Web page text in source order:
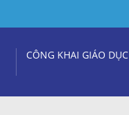
CÔNG KHAI GIÁO DỤC